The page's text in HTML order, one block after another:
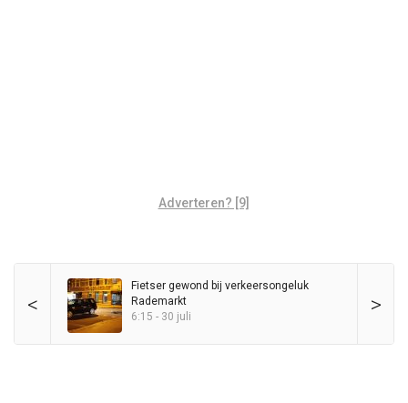
Adverteren? [9]
< >
Fietser gewond bij verkeersongeluk
Rademarkt
6:15 - 30 juli